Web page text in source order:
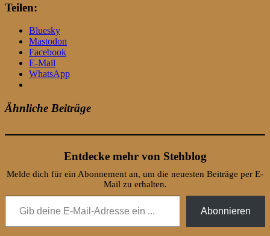
Teilen:
Bluesky
Mastodon
Facebook
E-Mail
WhatsApp
Ähnliche Beiträge
Entdecke mehr von Stehblog
Melde dich für ein Abonnement an, um die neuesten Beiträge per E-
Mail zu erhalten.
Gib deine E-Mail-Adresse ein ...
Abonnieren